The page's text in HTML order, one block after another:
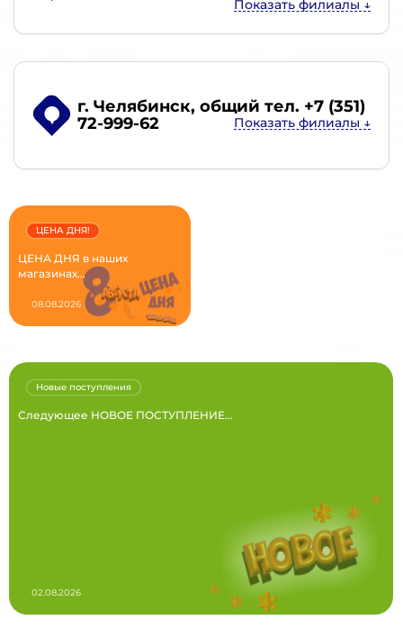
г. Челябинск, общий тел. +7 (351)
72-999-62
ЦЕНА ДНЯ в наших
магазинах...
ЦЕНА ДНЯ!
08.08.2026
Следующее НОВОЕ ПОСТУПЛЕНИЕ...
Новые поступления
02.08.2026